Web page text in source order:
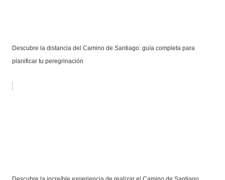
Descubre la distancia del Camino de Santiago: guía completa para
planificar tu peregrinación